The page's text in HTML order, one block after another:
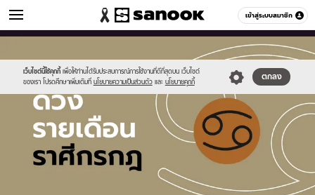
เข้าสู่ระบบสมาชิก
ดูดวง หมวดอื่นๆ
เว็บไซต์นี้ใช้คุกกี้ เพื่อให้ท่านได้รับประสบการณ์การใช้งานที่ดีที่สุดบน เว็บไซต์
ของเรา โปรดศึกษาเพิ่มเติมที่ นโยบายความเป็นส่วนตัว และ นโยบายคุกกี้
ตกลง
new-
sanook.png
horoscope-
cancer.jpg